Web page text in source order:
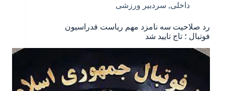
داخلی, سردبیر ورزشی
رد صلاحیت سه نامزد مهم ریاست فدراسیون
فوتبال ؛ تاج تایید شد